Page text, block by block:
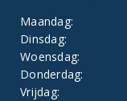
Maandag:
Dinsdag:
Woensdag:
Donderdag:
Vrijdag: